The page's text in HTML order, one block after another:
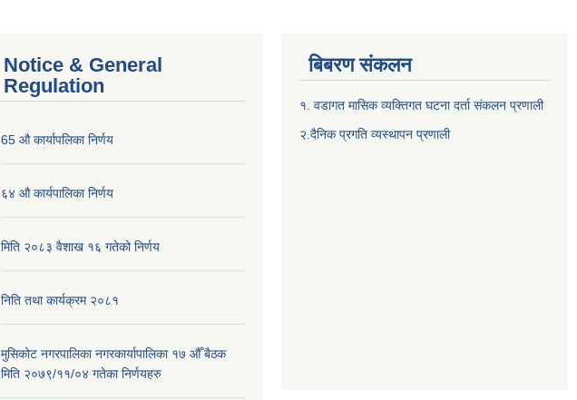
Notice & General
Regulation
65 औ कार्यापलिका निर्णय
६४ औ कार्यपालिका निर्णय
मिति २०८३ वैशाख १६ गतेको निर्णय
निति तथा कार्यक्रम २०८१
मुसिकोट नगरपालिका नगरकार्यापालिका १७ औँ बैठक
मिति २०७९/११/०४ गतेका निर्णयहरु
बिबरण संकलन
१. वडागत मासिक व्यक्तिगत घटना दर्ता संकलन प्रणाली
२.दैनिक प्रगति व्यस्थापन प्रणाली